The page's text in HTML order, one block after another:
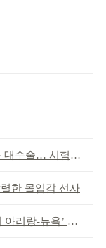
시험자료 공용 허용
한 몰입감 선사
랑-뉴욕’ 참여